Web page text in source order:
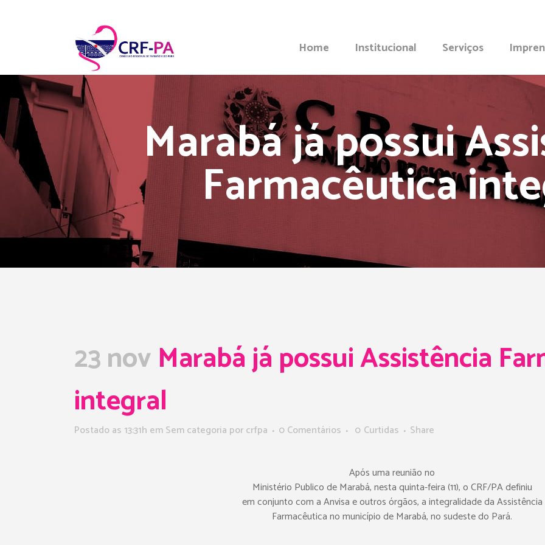
Home Institucional Serviços
Marabá já possui
Farmacêutica
23 nov Marabá já possui Assistência
integral
Postado as 13:31h em Sem categoria porcrfpa 0 Comentários 0 Curtidas Share
Após uma reunião no
Ministério Publico de Marabá, nesta quinta-feira (11), o CRF/PA definiu
em conjunto com a Anvisa e outros órgãos, a integralidade da Assistência
Farmacêutica no município de Marabá, no sudeste do Pará.